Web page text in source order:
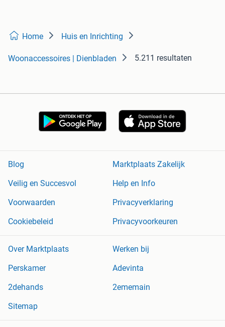
Home Huis en Inrichting
Woonaccessoires | Dienbladen 5.211 resultaten
Blog
Marktplaats Zakelijk
Veilig en Succesvol
Help en Info
Voorwaarden
Privacyverklaring
Cookiebeleid
Privacyvoorkeuren
Over Marktplaats
Werken bij
Perskamer
Adevinta
2dehands
2ememain
Sitemap